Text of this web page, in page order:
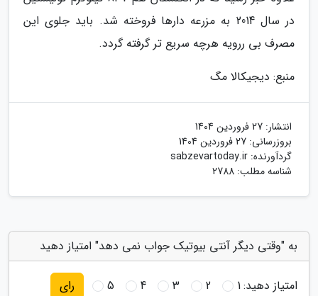
در سال 2014 به مزرعه دارها فروخته شد. باید جلوی این
مصرف بی ررویه هرچه سریع تر گرفته گردد.
منبع: دیجیکالا مگ
انتشار: 27 فروردین 1404
بروزرسانی: 27 فروردین 1404
گردآورنده: sabzevartoday.ir
شناسه مطلب: 2788
به "وقتی دیگر آنتی بیوتیک جواب نمی دهد" امتیاز دهید
امتیاز دهید:1
2
3
4
5 رای